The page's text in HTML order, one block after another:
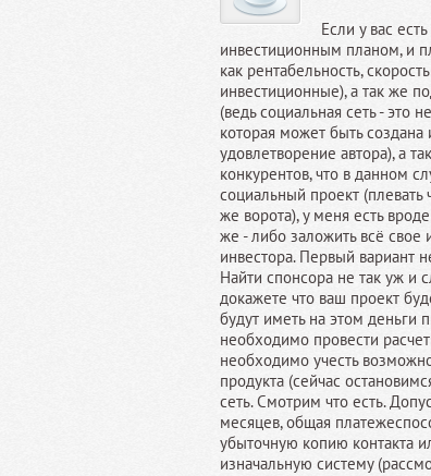
Если у вас
инвестиционным планом, и
как рентабельность,
инвестиционные), а так же
(ведь социальная сеть - это
которая может быть
удовлетворение автора), а
конкурентов, что в данном
социальный проект (плевать
же ворота), у меня есть
же - либо заложить всё свое
инвестора. Первый вариант
Найти спонсора не так уж и
докажете что ваш проект
будут иметь на этом деньги
необходимо провести
необходимо учесть
продукта (сейчас
сеть. Смотрим что есть.
месяцев, общая
убыточную копию контакта
изначальную систему